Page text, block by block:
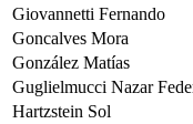
Giovannetti Fernando
Goncalves Mora
González Matías
Guglielmucci Nazar
Hartzstein Sol